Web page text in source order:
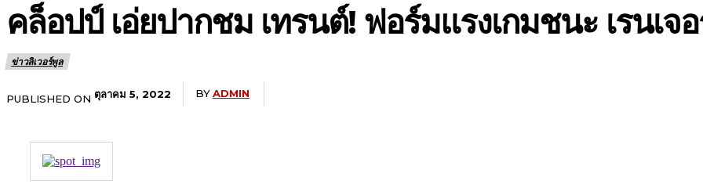
คล็อปป์ เอ่ยปากชม เทรนต์! ฟอร์มแรงเกมชนะ เรนเจ
ข่าวลิเวอร์พูล
PUBLISHED ON ตุลาคม 5, 2022 BYADMIN